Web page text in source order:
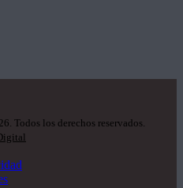
Todos los derechos reservados.